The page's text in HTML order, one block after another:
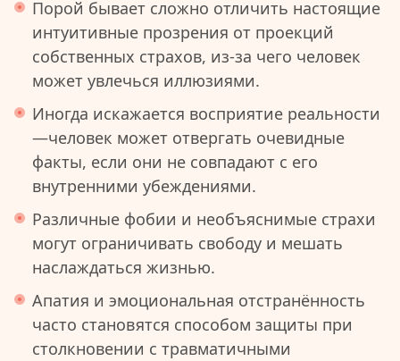
Порой бывает сложно отличить настоящие
интуитивные прозрения от проекций
собственных страхов, из-за чего человек
может увлечься иллюзиями.
Иногда искажается восприятие реальности
—человек может отвергать очевидные
факты, если они не совпадают с его
внутренними убеждениями.
Различные фобии и необъяснимые страхи
могут ограничивать свободу и мешать
наслаждаться жизнью.
Апатия и эмоциональная отстранённость
часто становятся способом защиты при
столкновении с травматичными